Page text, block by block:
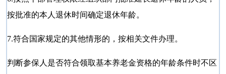
按批准的本人退休时间确定退休年龄。
7.符合国家规定的其他情形的，按相关文件办理。
判断参保人是否符合领取基本养老金资格的年龄条件时不区